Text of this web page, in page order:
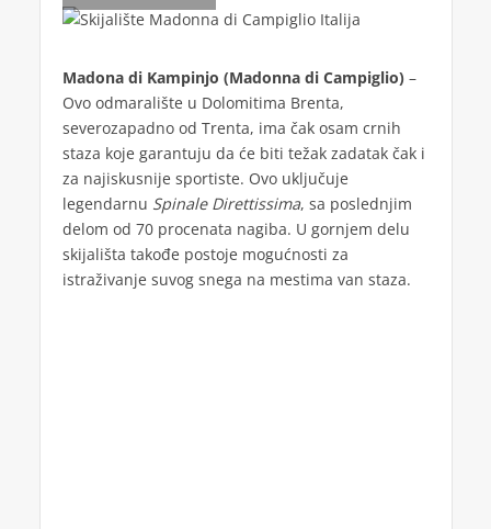
Madona di Kampinjo (Madonna di Campiglio)–
Ovo odmaralište u Dolomitima Brenta,
severozapadno od Trenta, ima čak osam crnih
staza koje garantuju da će biti težak zadatak čak i
za najiskusnije sportiste. Ovo uključuje
legendarnu Spinale Direttissima, sa poslednjim
delom od 70 procenata nagiba. U gornjem delu
skijališta takođe postoje mogućnosti za
istraživanje suvog snega na mestima van staza.